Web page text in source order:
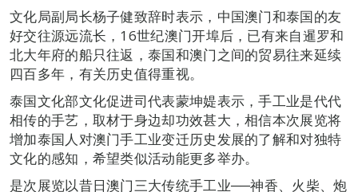
文化局副局长杨子健致辞时表示，中国澳门和泰国的友
好交往源远流长，16世纪澳门开埠后，已有来自暹罗和
北大年府的船只往返，泰国和澳门之间的贸易往来延续
四百多年，有关历史值得重视。
泰国文化部文化促进司代表蒙坤媞表示，手工业是代代
相传的手艺，取材于身边却功效甚大，相信本次展览将
增加泰国人对澳门手工业变迁历史发展的了解和对独特
文化的感知，希望类似活动能更多举办。
是次展览以昔日澳门三大传统手工业──神香、火柴、炮